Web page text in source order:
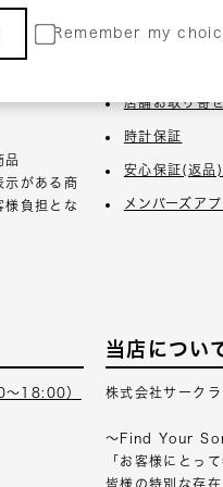
Remember my
品
示がある商
様負担とな
サービス
店舗お取り寄
時計保証
安心保証(返品)
メンバーズアプ
～18:00）
当店につい
株式会社サークラ
～Find Your
「お客様にとっ
皆様の特別な存